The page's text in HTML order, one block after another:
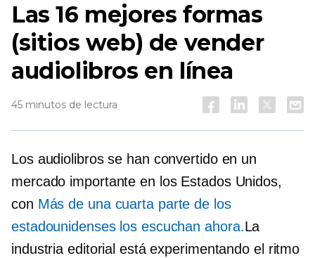
Las 16 mejores formas
(sitios web) de vender
audiolibros en línea
45 minutos de lectura
Los audiolibros se han convertido en un
mercado importante en los Estados Unidos,
con Más de una cuarta parte de los
estadounidenses los escuchan ahora.La
industria editorial está experimentando el ritmo